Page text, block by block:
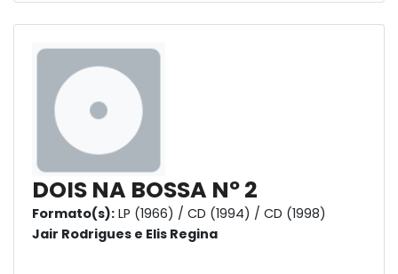
DOIS NA BOSSA Nº 2
Formato(s): LP (1966) / CD (1994) / CD (1998)
Jair Rodrigues e Elis Regina